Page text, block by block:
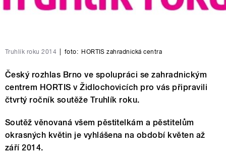
Truhlík roku 2014 foto: HORTIS zahradnická centra
Český rozhlas Brno ve spolupráci se zahradnickým
centrem HORTIS v Židlochovicích pro vás připravili
čtvrtý ročník soutěže Truhlík roku.
Soutěž věnovaná všem pěstitelkám a pěstitelům
okrasných květin je vyhlášena na období květen až
září 2014.